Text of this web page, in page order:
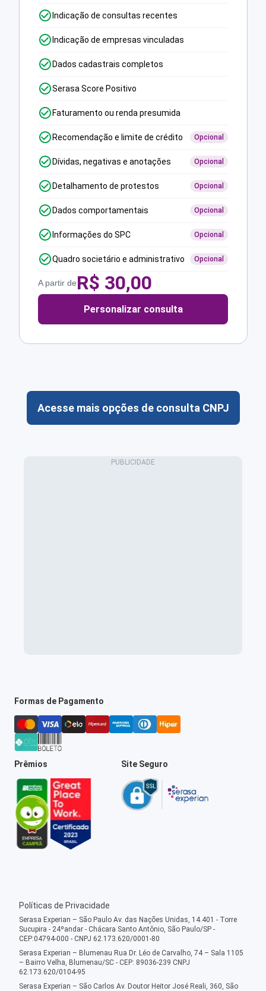
Indicação de consultas recentes
Indicação de empresas vinculadas
Dados cadastrais completos
Serasa Score Positivo
Faturamento ou renda presumida
Recomendação e limite de crédito Opcional
Dívidas, negativas e anotações Opcional
Detalhamento de protestos Opcional
Dados comportamentais Opcional
Informações do SPC Opcional
Quadro societário e administrativo Opcional
A partir deR$ 30,00
Personalizar consulta
Acesse mais opções de consulta CNPJ
Formas de Pagamento
Prêmios Site Seguro
Políticas de Privacidade
Serasa Experian – São Paulo Av. das Nações Unidas, 14.401 - Torre
Sucupira - 24ºandar - Chácara Santo Antônio, São Paulo/SP -
CEP:04794-000 - CNPJ 62.173.620/0001-80
Serasa Experian – Blumenau Rua Dr. Léo de Carvalho, 74 – Sala 1105
– Bairro Velha, Blumenau/SC - CEP: 89036-239 CNPJ
62.173.620/0104-95
Serasa Experian – São Carlos Av. Doutor Heitor José Reali, 360, São